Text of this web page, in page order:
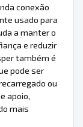
conexão
usado para
a manter o
e reduzir
também é
pode ser
ou
apoio,
mais